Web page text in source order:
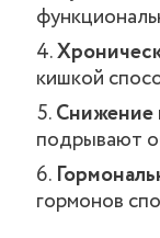
кишкой
Снижение
подрывают
гормонов